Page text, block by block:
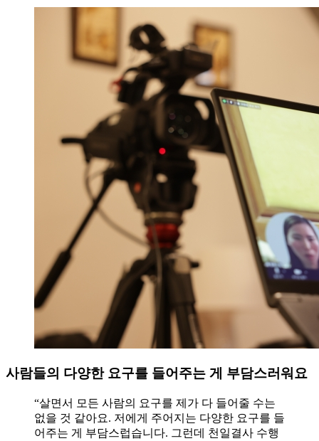
사람들의 다양한 요구를 들어주는 게 부담스러워요
“살면서 모든 사람의 요구를 제가 다 들어줄 수는
없을 것 같아요. 저에게 주어지는 다양한 요구를 들
어주는 게 부담스럽습니다. 그런데 천일결사 수행